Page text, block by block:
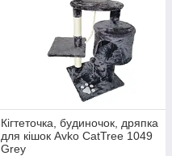
Кігтеточка, будиночок, дряпка
для кішок Avko CatTree 1049
Grey